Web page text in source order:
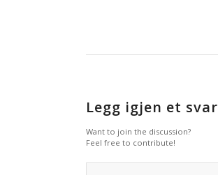
Legg igjen et svar
Want to join the discussion?
Feel free to contribute!